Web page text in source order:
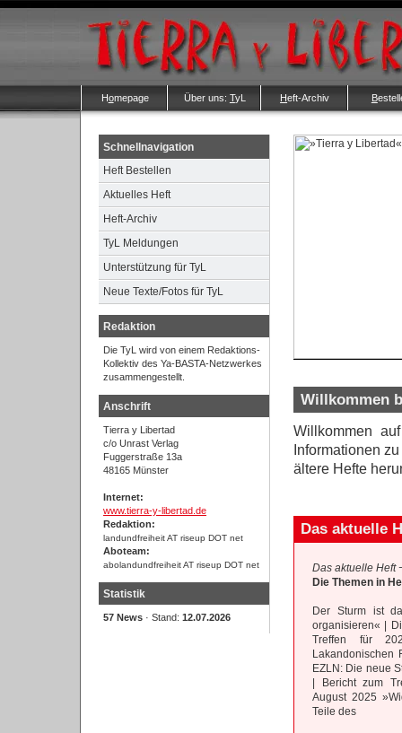
Homepage Über uns: TyL Heft-Archiv B
Schnellnavigation
Heft Bestellen
Aktuelles Heft
Heft-Archiv
TyL Meldungen
Unterstützung für TyL
Neue Texte/Fotos für TyL
Redaktion
Die TyL wird von einem Redaktions-
Kollektiv des Ya-BASTA-Netzwerkes
zusammengestellt.
Anschrift
Tierra y Libertad
c/o Unrast Verlag
Fuggerstraße 13a
48165 Münster
Internet:
www.tierra-y-libertad.de
Redaktion:
landundfreiheit AT riseup DOT net
Aboteam:
abolandundfreiheit AT riseup DOT net
Statistik
57 News · Stand: 12.07.2026
Willkommen
Willkommen
Informationen
ältere Hefte
Das aktuelle
Das aktuelle Heft
Die Themen in
Der Sturm ist
organisieren« |
Treffen für
Lakandonischen
EZLN: Die neue
| Bericht zum
August 2025
Teile des